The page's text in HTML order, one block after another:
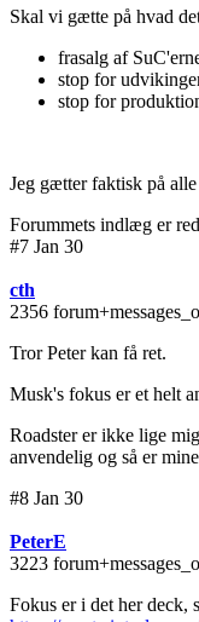
Skal vi gætte på hvad
frasalg af
stop for
stop for
Jeg gætter faktisk på
Forummets indlæg er
#7 Jan 30
cth
2356
Tror Peter kan få ret.
Musk's fokus er et helt
Roadster er ikke lige
anvendelig og så er
#8 Jan 30
PeterE
3223
Fokus er i det her deck,